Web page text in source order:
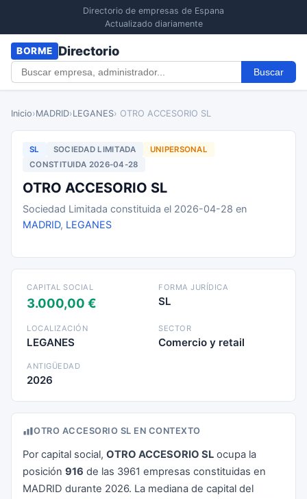
Directorio de empresas de Espana
Actualizado diariamente
BORME Directorio
Buscar
Inicio›MADRID›LEGANES› OTRO ACCESORIO SL
SL SOCIEDAD LIMITADA
UNIPERSONAL
CONSTITUIDA 2026-04-28
OTRO ACCESORIO SL
Sociedad Limitada constituida el 2026-04-28 en
MADRID, LEGANES
CAPITAL SOCIAL
3.000,00 €
FORMA JURÍDICA
SL
LOCALIZACIÓN
LEGANES
SECTOR
Comercio y retail
ANTIGÜEDAD
2026
OTRO ACCESORIO SL EN CONTEXTO
Por capital social, OTRO ACCESORIO SL ocupa la
posición 916 de las 3961 empresas constituidas en
MADRID durante 2026. La mediana de capital del